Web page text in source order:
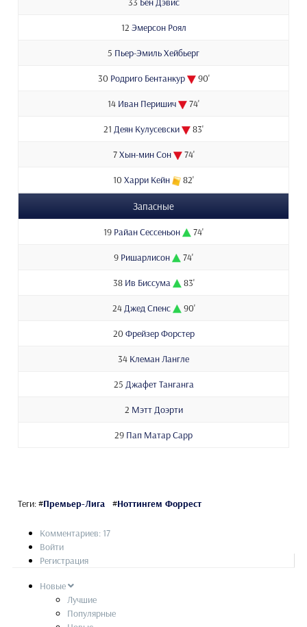
12 Эмерсон Роял
5 Пьер-Эмиль Хейбьерг
30 Родриго Бентанкур 90'
14 Иван Перишич 74'
21 Деян Кулусевски 83'
7Хын-мин Сон 74'
10 Харри Кейн 82'
Запасные
19 Райан Сессеньон 74'
9 Ришарлисон 74'
38 Ив Биссума 83'
24Джед Спенс 90'
20 Фрейзер Форстер
34 Клеман Лангле
25 Джафет Танганга
2 Мэтт Доэрти
29 Пап Матар Сарр
Теги:#Премьер-Лига #Ноттингем Форрест
Комментариев: 17
Войти
Регистрация
Новые
Лучшие
Популярные